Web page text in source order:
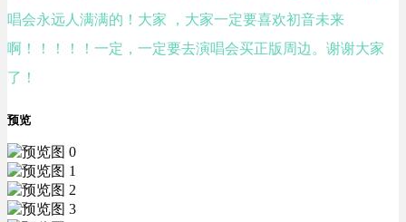
唱会永远人满满的！大家 ，大家一定要喜欢初音未来
啊！！！！！一定，一定要去演唱会买正版周边。谢谢大家
了！
预览